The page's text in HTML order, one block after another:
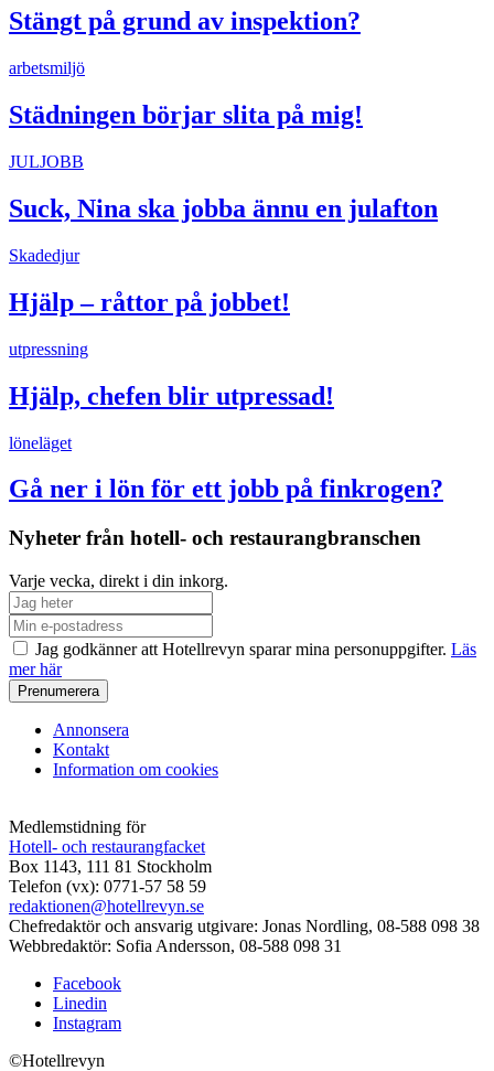
Stängt på grund av inspektion?
arbetsmiljö
Städningen börjar slita på mig!
JULJOBB
Suck, Nina ska jobba ännu en julafton
Skadedjur
Hjälp – råttor på jobbet!
utpressning
Hjälp, chefen blir utpressad!
löneläget
Gå ner i lön för ett jobb på finkrogen?
Nyheter från hotell- och restaurangbranschen
Varje vecka, direkt i din inkorg.
Jag godkänner att Hotellrevyn sparar mina personuppgifter. Läs
mer här
Annonsera
Kontakt
Information om cookies
Medlemstidning för
Hotell- och restaurangfacket
Box 1143, 111 81 Stockholm
Telefon (vx): 0771-57 58 59
redaktionen@hotellrevyn.se
Chefredaktör och ansvarig utgivare: Jonas Nordling, 08-588 098 38
Webbredaktör: Sofia Andersson, 08-588 098 31
Facebook
Linedin
Instagram
©Hotellrevyn